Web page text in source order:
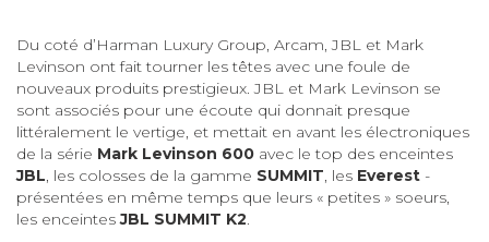
Du coté d’Harman Luxury Group, Arcam, JBL et Mark
Levinson ont fait tourner les têtes avec une foule de
nouveaux produits prestigieux. JBL et Mark Levinson se
sont associés pour une écoute qui donnait presque
littéralement le vertige, et mettait en avant les électroniques
de la série Mark Levinson 600 avec le top des enceintes
JBL , les colosses de la gamme SUMMIT , les Everest -
présentées en même temps que leurs « petites » soeurs,
les enceintesJBL SUMMIT K2